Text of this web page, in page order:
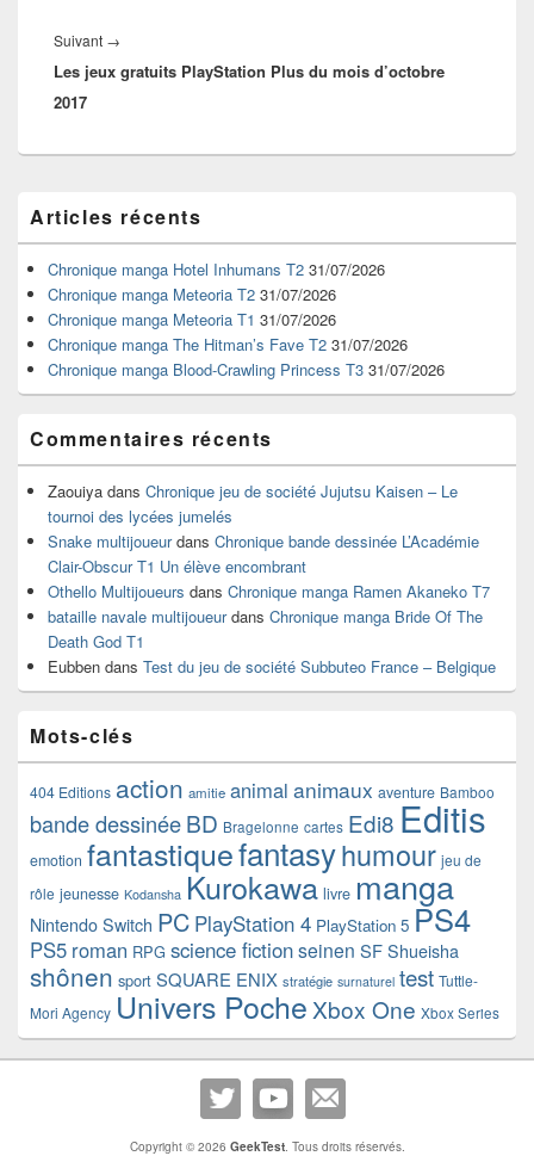
Suivant →
suivant :
Les jeux gratuits PlayStation Plus du mois d’octobre
2017
principale
de
widget
pour
barre
latérale
Articles récents
Chronique manga Hotel Inhumans T2 31/07/2026
Chronique manga Meteoria T2 31/07/2026
Chronique manga Meteoria T1 31/07/2026
Chronique manga The Hitman’s Fave T2 31/07/2026
Chronique manga Blood-Crawling Princess T3 31/07/2026
Commentaires récents
Zaouiya dans Chronique jeu de société Jujutsu Kaisen – Le
tournoi des lycées jumelés
Snake multijoueurdans Chronique bande dessinée L’Académie
Clair-Obscur T1 Un élève encombrant
Othello Multijoueurs dans Chronique manga Ramen Akaneko T7
bataille navale multijoueurdans Chronique manga Bride Of The
Death God T1
Eubben dans Test du jeu de société Subbuteo France – Belgique
Mots-clés
404 Editions action amitie animal animaux aventure Bamboo
bande dessinéeBD Bragelonne cartes Edi8 Editis
emotion fantastiquefantasyhumour jeu de
rôle jeunesse Kodansha Kurokawa livre manga
Nintendo Switch PC PlayStation 4 PlayStation 5 PS4
PS5 roman RPG science fictionseinen SF Shueisha
shônen sport SQUARE ENIX stratégie surnaturel test Tuttle-
Mori Agency Univers Poche Xbox One Xbox Series
Copyright © 2026 GeekTest. Tous droits réservés.